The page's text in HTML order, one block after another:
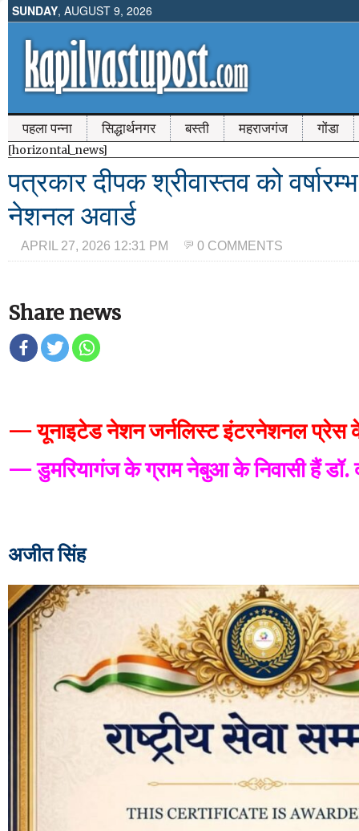
SUNDAY, AUGUST 9, 2026
पहला पन्ना सिद्धार्थनगर बस्ती महराजगंज गोंडा
[horizontal_news]
पत्रकार दीपक श्रीवास्तव को
नेशनल अवार्ड
APRIL 27, 2026 12:31 PM 0 COMMENTS
Share news
— यूनाइटेड नेशन जर्नलिस्ट इंटरनेशनल प्रेस
— डुमरियागंज के ग्राम नेबुआ के निवासी हैं डॉ.
अजीत सिंह